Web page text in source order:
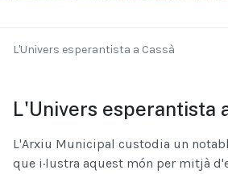
L'Univers esperantista a Cassà
L'Univers esperantista
L'Arxiu Municipal custodia un
que i·lustra aquest món per mitjà